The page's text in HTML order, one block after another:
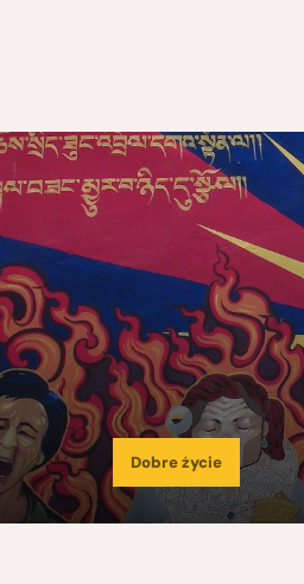
Dobre życie